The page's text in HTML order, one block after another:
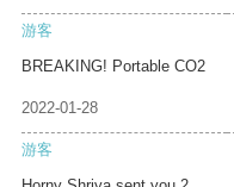
游客
BREAKING! Portable CO2
2022-01-28
游客